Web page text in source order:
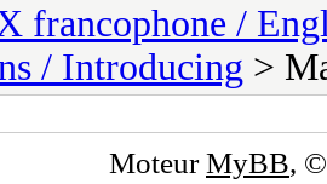
francophone /
/ Introducing >
MoteurMyBB,